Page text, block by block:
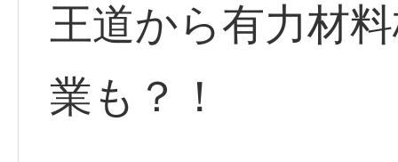
王道から有力材
業も？！